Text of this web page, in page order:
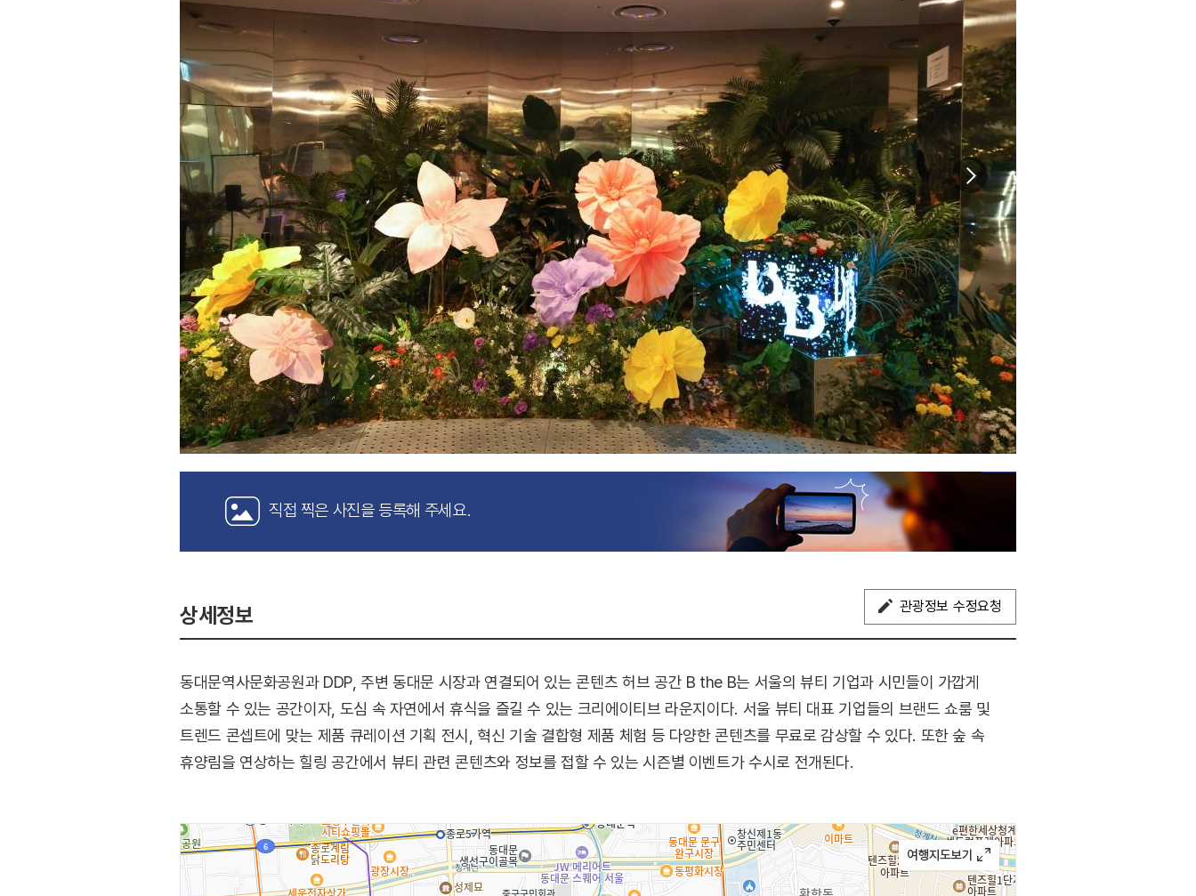
직접 찍은 사진을 등록해 주세요.
상세정보 관광정보 수정요청
동대문역사문화공원과 DDP, 주변 동대문 시장과 연결되어 있는 콘텐츠 허브 공간 B the B는 서울의 뷰티 기업과 시민들이 가깝게
소통할 수 있는 공간이자, 도심 속 자연에서 휴식을 즐길 수 있는 크리에이티브 라운지이다. 서울 뷰티 대표 기업들의 브랜드 쇼룸 및
트렌드 콘셉트에 맞는 제품 큐레이션 기획 전시, 혁신 기술 결합형 제품 체험 등 다양한 콘텐츠를 무료로 감상할 수 있다. 또한 숲 속
휴양림을 연상하는 힐링 공간에서 뷰티 관련 콘텐츠와 정보를 접할 수 있는 시즌별 이벤트가 수시로 전개된다.